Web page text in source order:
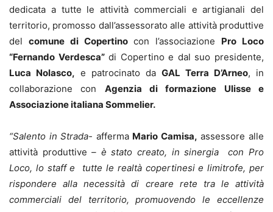
dedicata a tutte le attività commerciali e artigianali del
territorio, promosso dall’assessorato alle attività produttive
del comune di Copertinocon l’associazione Pro Loco
“Fernando Verdesca”di Copertino e dal suo presidente,
Luca Nolasco, e patrocinato da GAL Terra D’Arneo, in
collaborazione con Agenzia di formazione Ulisse e
Associazione italiana Sommelier.
“Salento in Strada- afferma Mario Camisa, assessore alle
attività produttive – è stato creato, in sinergia con Pro
Loco, lo staff e tutte le realtà copertinesi e limitrofe, per
rispondere alla necessità di creare rete tra le attività
commerciali del territorio, promuovendo le eccellenze